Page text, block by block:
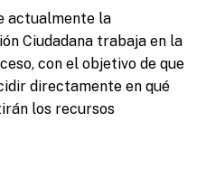
actualmente la
Ciudadana trabaja en la
con el objetivo de que
directamente en qué
los recursos